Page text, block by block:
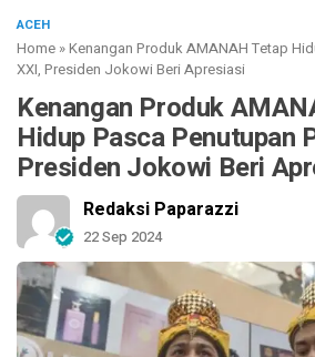
ACEH
Home »Kenangan Produk AMANAH Tetap
XXI, Presiden Jokowi Beri Apresiasi
Kenangan Produk
Hidup Pasca Penutupan
Presiden Jokowi Beri
Redaksi Paparazzi
22 Sep 2024